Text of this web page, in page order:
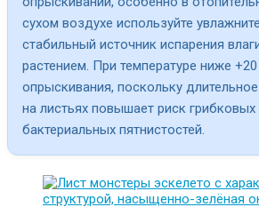
сухом воздухе используйте
стабильный источник испарения
растением. При температуре ниже +20
опрыскивания, поскольку
на листьях повышает риск
бактериальных пятнистостей.